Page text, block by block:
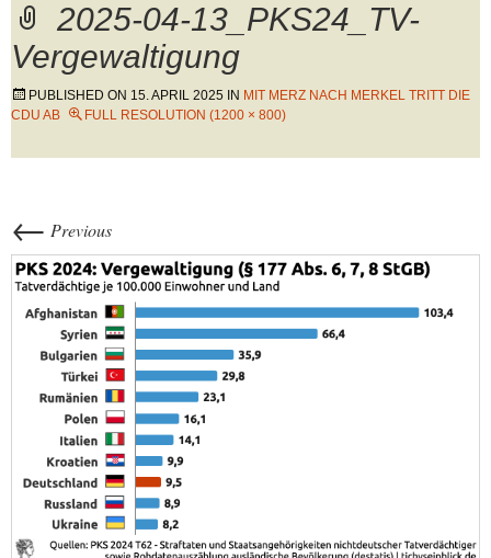
2025-04-13_PKS24_TV-
Vergewaltigung
PUBLISHED ON 15. APRIL 2025 IN MIT MERZ NACH MERKEL TRITT DIE
CDU AB
FULL RESOLUTION (1200 × 800)
← Previous